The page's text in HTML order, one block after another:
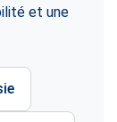
et une